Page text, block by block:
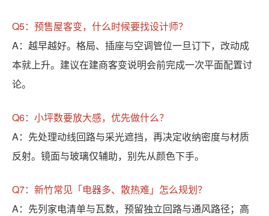
Q5：预售屋客变，什么时候要找设计师？
A：越早越好。格局、插座与空调管位一旦订下，改动成
本就上升。建议在建商客变说明会前完成一次平面配置讨
论。
Q6：小坪数要放大感，优先做什么？
A：先处理动线回路与采光遮挡，再决定收纳密度与材质
反射。镜面与玻璃仅辅助，别先从颜色下手。
Q7：新竹常见「电器多、散热难」怎么规划？
A：先列家电清单与瓦数，预留独立回路与通风路径；高